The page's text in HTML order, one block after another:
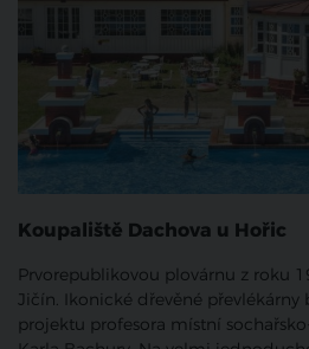
Koupaliště Dachova u Hořic
Prvorepublikovou plovárnu z roku
Jičín. Ikonické dřevěné převlékárny
projektu profesora místní